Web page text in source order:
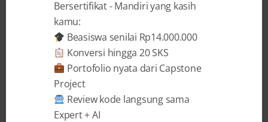
Tidak dapat dipungkiri, segala aspek kehidupan
manusia membutuhkan teknologi dan media
digital. Terlebih setelah terjadinya pandemi,
kebutuhan manusia akan teknologi semakin
meningkat sehingga transformasi digital pun
tumbuh semakin cepat. Salah satu transformasi
digital yang berkembang secara pesat terjadi
Bersertifikat - Mandiri yang kasih
kamu:
Beasiswa senilai Rp14.000.000
Konversi hingga 20 SKS
Portofolio nyata dari Capstone
Project
Review kode langsung sama
Expert + AI